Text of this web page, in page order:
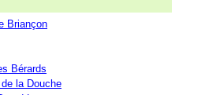
Briançon
Bérards
la Douche